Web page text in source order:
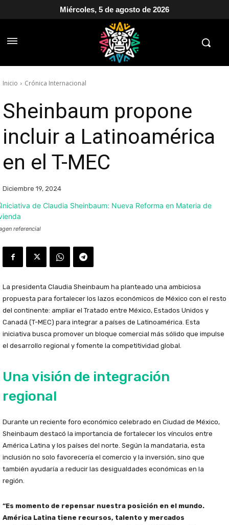
Miércoles, 5 de agosto de 2026
Inicio Crónica Internacional
Sheinbaum propone
incluir a Latinoamérica
en el T-MEC
Diciembre 19, 2024
referencial
La presidenta Claudia Sheinbaum ha planteado una ambiciosa
propuesta para fortalecer los lazos económicos de México con el resto
del continente: ampliar el Tratado entre México, Estados Unidos y
Canadá (T-MEC) para integrar a países de Latinoamérica. Esta
iniciativa busca promover un bloque comercial más sólido que impulse
el desarrollo regional y fomente la competitividad global.
Una visión de integración
regional
Durante un reciente foro económico celebrado en Ciudad de México,
Sheinbaum destacó la importancia de fortalecer los vínculos entre
América Latina y los países del norte. Según la mandataria, esta
inclusión no solo favorecería el comercio y la inversión, sino que
también ayudaría a reducir las desigualdades económicas en la
región.
“Es momento de repensar nuestra posición en el mundo.
América Latina tiene recursos, talento y mercados